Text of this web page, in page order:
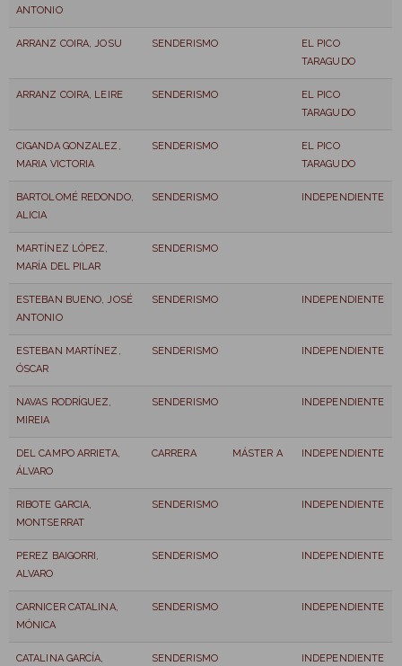
ANTONIO
ARRANZ COIRA, JOSU SENDERISMO
EL PICO
TARAGUDO
ARRANZ COIRA, LEIRE SENDERISMO
EL PICO
TARAGUDO
CIGANDA GONZALEZ,
MARIA VICTORIA
SENDERISMO
EL PICO
TARAGUDO
BARTOLOMÉ REDONDO,
ALICIA
SENDERISMO INDEPENDIENTE
MARTÍNEZ LÓPEZ,
MARÍA DEL PILAR
SENDERISMO
ESTEBAN BUENO, JOSÉ
ANTONIO
SENDERISMO INDEPENDIENTE
ESTEBAN MARTÍNEZ,
ÓSCAR
SENDERISMO INDEPENDIENTE
NAVAS RODRÍGUEZ,
MIREIA
SENDERISMO INDEPENDIENTE
DEL CAMPO ARRIETA,
ÁLVARO
CARRERA MÁSTER A INDEPENDIENTE
RIBOTE GARCIA,
MONTSERRAT
SENDERISMO INDEPENDIENTE
PEREZ BAIGORRI,
ALVARO
SENDERISMO INDEPENDIENTE
CARNICER CATALINA,
MÓNICA
SENDERISMO INDEPENDIENTE
CATALINA GARCÍA,
SENDERISMO INDEPENDIENTE